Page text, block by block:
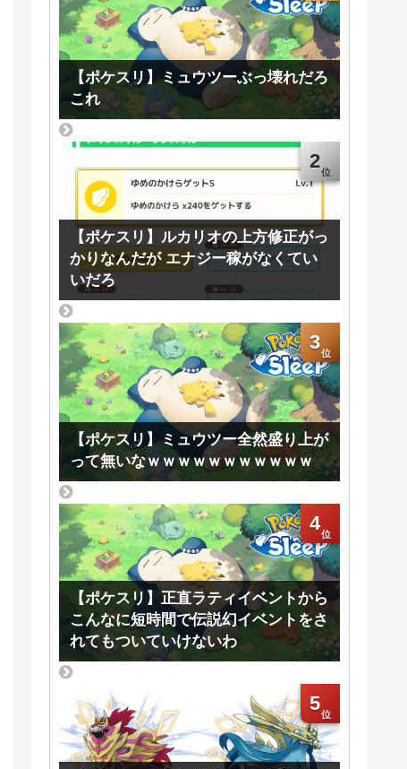
【ポケスリ】ミュウツーぶっ壊れだろ
これ
2
【ポケスリ】ルカリオの上方修正がっ
かりなんだが エナジー稼がなくてい
いだろ
3
【ポケスリ】ミュウツー全然盛り上が
って無いなｗｗｗｗｗｗｗｗｗｗｗ
4
【ポケスリ】正直ラティイベントから
こんなに短時間で伝説幻イベントをさ
れてもついていけないわ
5